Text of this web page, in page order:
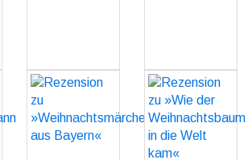
Rezension zu
»Weihnachtsmärchen
aus Bayern«
Rezension zu
»Wie der
Weihnachtsbaum
in die Welt
kam«